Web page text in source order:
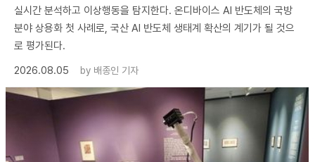
실시간 분석하고 이상행동을 탐지한다. 온디바이스 AI 반도체의 국방
분야 상용화 첫 사례로, 국산 AI 반도체 생태계 확산의 계기가 될 것으
로 평가된다.
2026.08.05
by 배종인 기자